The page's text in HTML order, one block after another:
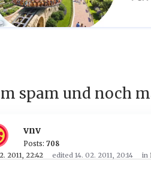
spam und noch
vnv
Posts: 708
2011, 22:42
edited 14. 02. 2011, 20:14 in